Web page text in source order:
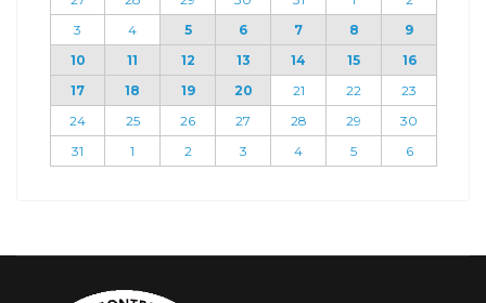
3
4 5 6 7 8
9
10
11 12 13 14 15
16
17
18 19 20 21 22
23
24
25 26 27 28 29
30
31
1 2 3 4 5 6